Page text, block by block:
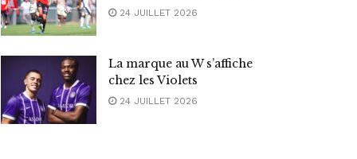
24 JUILLET 2026
La marque au W s’affiche
chez les Violets
24 JUILLET 2026